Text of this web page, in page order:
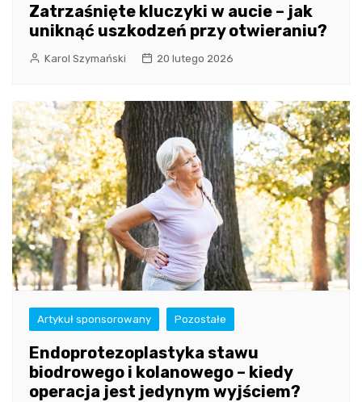
Zatrzaśnięte kluczyki w aucie – jak
uniknąć uszkodzeń przy otwieraniu?
Karol Szymański 20 lutego 2026
Artykuł sponsorowany Pozostałe
Endoprotezoplastyka stawu
biodrowego i kolanowego – kiedy
operacja jest jedynym wyjściem?